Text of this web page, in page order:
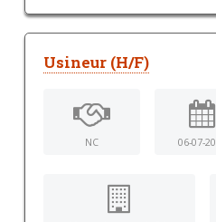
Usineur (H/F)
NC 06-07-